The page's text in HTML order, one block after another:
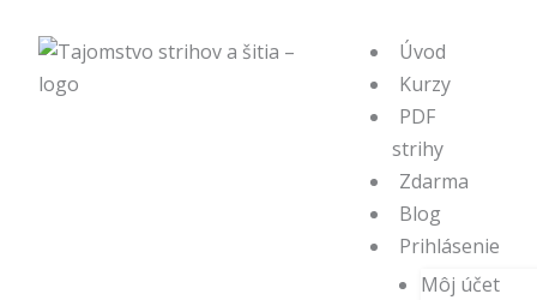
Úvod
Kurzy
PDF
strihy
Zdarma
Blog
Prihlásenie
Môj účet